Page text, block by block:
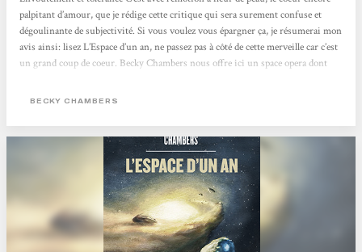
palpitant d’amour, que je rédige cette critique qui sera surement confuse et
dégoulinante de subjectivité. Si vous voulez vous épargner ça, je résumerai mon
avis ainsi: lisez L’Espace d’un an, ne passez pas à côté de cette merveille car c’est
un grand coup de coeur. Becky Chambers nous offre ici un space opera dont
par une myriade d’actions trépidantes. Et pourtant,...
BECKY CHAMBERS